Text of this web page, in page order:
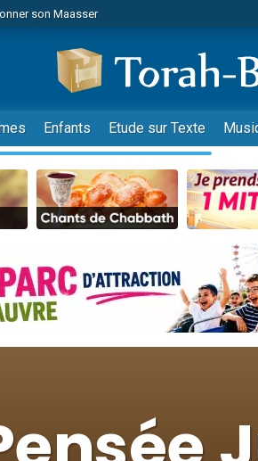
son Maasser
viennent de faire un don pour Diane, 80 ans, dans
de nous rejoindre sur WhatsApp
de demander une bénédiction
dans Torah-Box Music
viennent de faire un don pour Sauvez la jambe
pour étudier en groupe sur Zoom
de nous rejoindre sur WhatsApp
de nous rejoindre sur WhatsApp
dans Torah-Box Music
de faire un don pour Tsédaka : pauvres
pour étudier en groupe sur Zoom
Enfants Etude sur Texte